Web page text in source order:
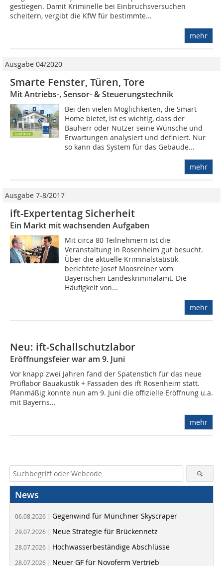
gestiegen. Damit Kriminelle bei Einbruchsversuchen
scheitern, vergibt die KfW für bestimmte...
mehr
Ausgabe 04/2020
Smarte Fenster, Türen, Tore
Mit Antriebs-, Sensor- & Steuerungstechnik
Bei den vielen Möglichkeiten, die Smart
Home bietet, ist es wichtig, dass der
Bauherr oder Nutzer seine Wünsche und
Erwartungen analysiert und definiert. Nur
so kann das System für das Gebäude...
mehr
Ausgabe 7-8/2017
ift-Expertentag Sicherheit
Ein Markt mit wachsenden Aufgaben
Mit circa 80 Teilnehmern ist die
Veranstaltung in Rosenheim gut besucht.
Über die aktuelle Kriminalstatistik
berichtete Josef Moosreiner vom
Bayerischen Landeskriminalamt. Die
Häufigkeit von...
mehr
Neu: ift-Schallschutzlabor
Eröffnungsfeier war am 9. Juni
Vor knapp zwei Jahren fand der Spatenstich für das neue
Prüflabor Bauakustik + Fassaden des ift Rosenheim statt.
Planmäßig konnte nun am 9. Juni die offizielle Eröffnung u.a.
mit Bayerns...
mehr
News
06.08.2026 | Gegenwind für Münchner Skyscraper
29.07.2026 | Neue Strategie für Brückennetz
28.07.2026 | Hochwasserbeständige Abschlüsse
28.07.2026 | Neuer GF für Novoferm Vertrieb